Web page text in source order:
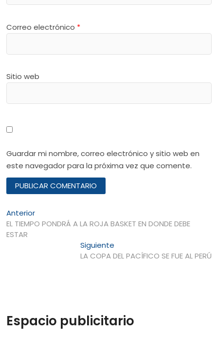
Correo electrónico *
Sitio web
Guardar mi nombre, correo electrónico y sitio web en
este navegador para la próxima vez que comente.
Navegación
de
AnteriorEntrada
anterior:
EL TIEMPO PONDRÁ A LA ROJA BASKET EN DONDE DEBE
ESTAR
SiguienteEntrada
siguiente:
LA COPA DEL PACÍFICO SE FUE AL PERÚ
Espacio publicitario